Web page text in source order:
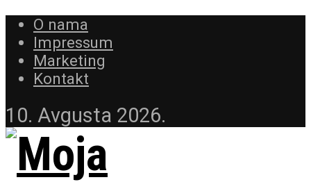
O nama
Impressum
Marketing
Kontakt
10. Avgusta 2026.